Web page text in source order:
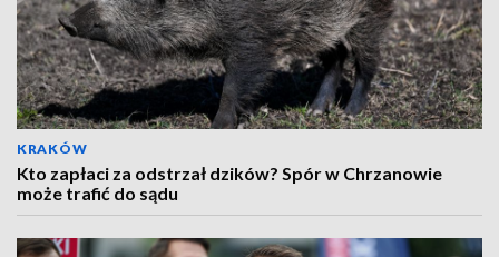
KRAKÓW
Kto zapłaci za odstrzał dzików? Spór w Chrzanowie
może trafić do sądu